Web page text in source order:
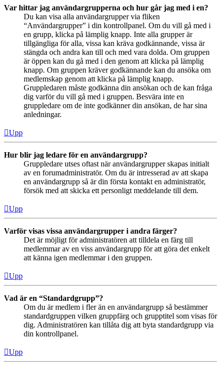
Var hittar jag användargrupperna och hur går jag med i en?
Du kan visa alla användargrupper via fliken
“Användargrupper” i din kontrollpanel. Om du vill gå med i
en grupp, klicka på lämplig knapp. Inte alla grupper är
tillgängliga för alla, vissa kan kräva godkännande, vissa är
stängda och andra kan till och med vara dolda. Om gruppen
är öppen kan du gå med i den genom att klicka på lämplig
knapp. Om gruppen kräver godkännande kan du ansöka om
medlemskap genom att klicka på lämplig knapp.
Gruppledaren måste godkänna din ansökan och de kan fråga
dig varför du vill gå med i gruppen. Besvära inte en
gruppledare om de inte godkänner din ansökan, de har sina
anledningar.
Upp
Hur blir jag ledare för en användargrupp?
Gruppledare utses oftast när användargrupper skapas initialt
av en forumadministratör. Om du är intresserad av att skapa
en användargrupp så är din första kontakt en administratör,
försök med att skicka ett personligt meddelande till dem.
Upp
Varför visas vissa användargrupper i andra färger?
Det är möjligt för administratören att tilldela en färg till
medlemmar av en viss användargrupp för att göra det enkelt
att känna igen medlemmar i den gruppen.
Upp
Vad är en “Standardgrupp”?
Om du är medlem i fler än en användargrupp så bestämmer
standardgruppen vilken gruppfärg och grupptitel som visas för
dig. Administratören kan tillåta dig att byta standardgrupp via
din kontrollpanel.
Upp